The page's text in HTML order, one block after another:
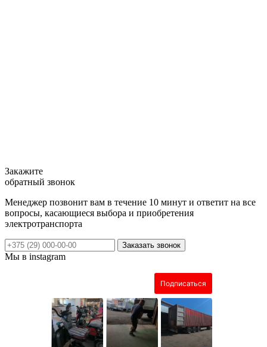
Закажите
обратный звонок
Менеджер позвонит вам в течение 10 минут и ответит на все
вопросы, касающиеся выбора и приобретения
электротранспорта
Заказать звонок
Мы в instagram